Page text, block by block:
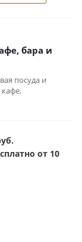
бара и
посуда и
от 10